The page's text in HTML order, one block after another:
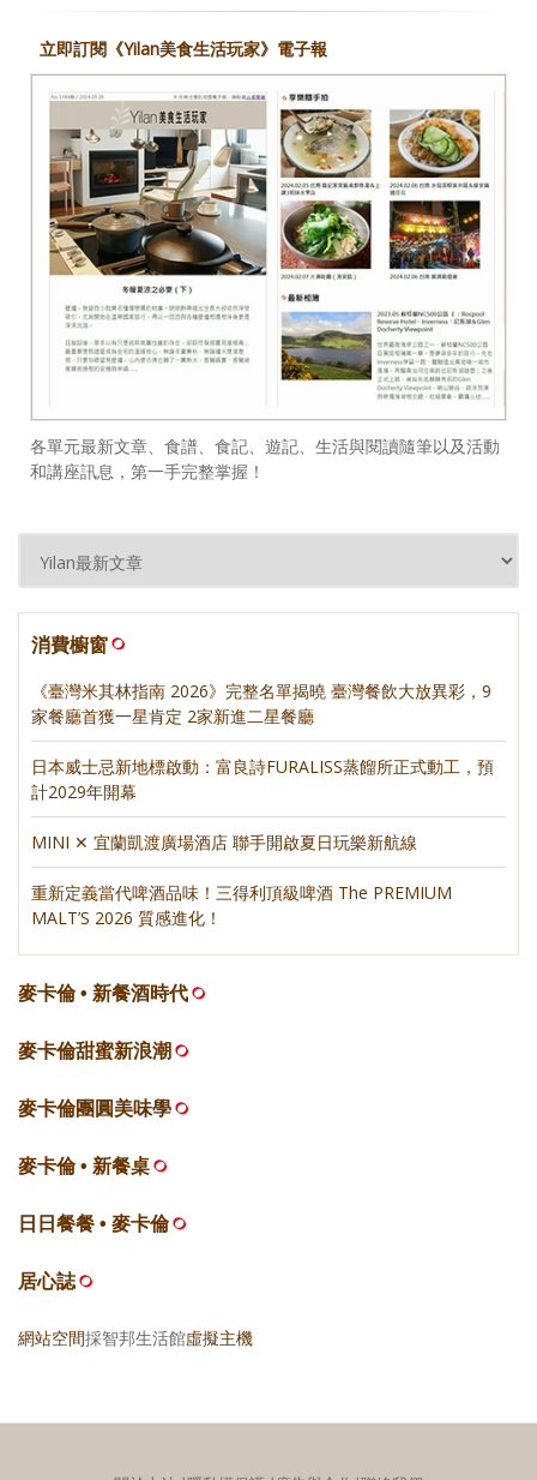
立即訂閱《Yilan美食生活玩家》電子報
各單元最新文章、食譜、食記、遊記、生活與閱讀隨筆以及活動
和講座訊息，第一手完整掌握！
消費櫥窗
《臺灣米其林指南 2026》完整名單揭曉 臺灣餐飲大放異彩，9
家餐廳首獲一星肯定 2家新進二星餐廳
日本威士忌新地標啟動：富良詩FURALISS蒸餾所正式動工，預
計2029年開幕
MINI ✕ 宜蘭凱渡廣場酒店 聯手開啟夏日玩樂新航線
重新定義當代啤酒品味！三得利頂級啤酒 The PREMIUM
MALT’S 2026 質感進化！
麥卡倫 • 新餐酒時代
麥卡倫甜蜜新浪潮
麥卡倫團圓美味學
麥卡倫 • 新餐桌
日日餐餐 • 麥卡倫
居心誌
網站空間採智邦生活館虛擬主機